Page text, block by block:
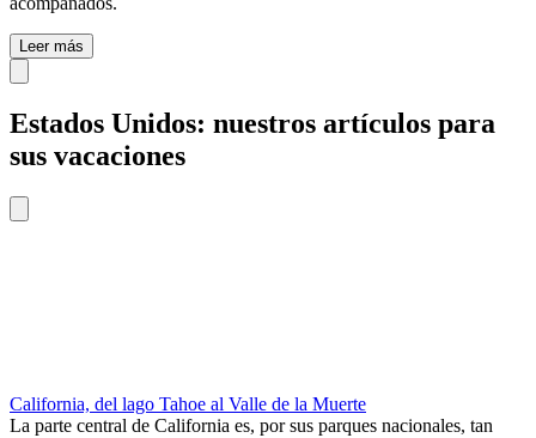
Leer más
Estados Unidos: nuestros artículos para
sus vacaciones
California, del lago Tahoe al Valle de la Muerte
La parte central de California es, por sus parques nacionales, tan